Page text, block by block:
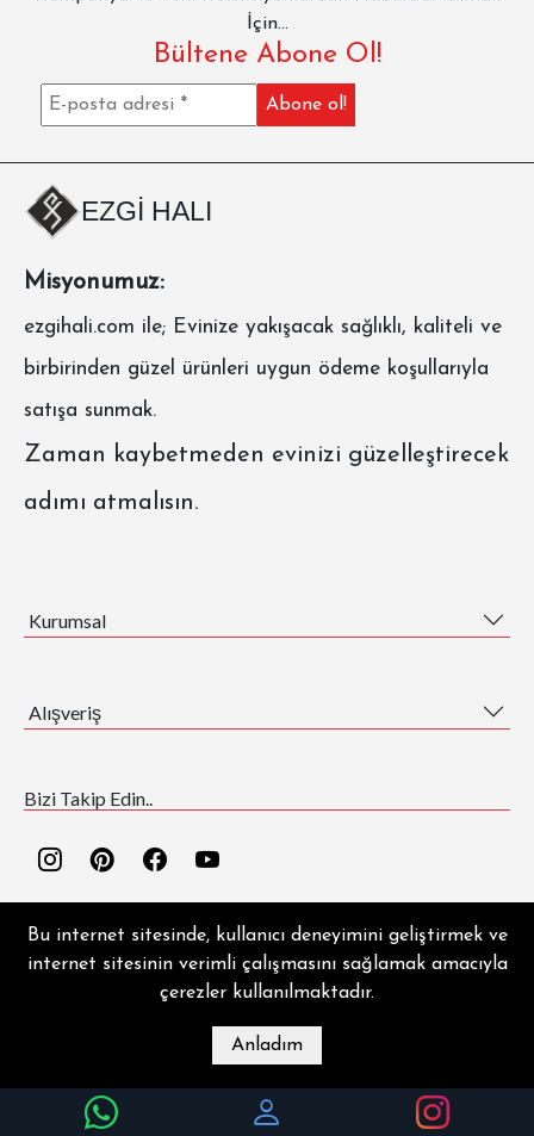
İçin...
Bültene Abone Ol!
EZGİ HALI
Misyonumuz:
ezgihali.com ile; Evinize yakışacak sağlıklı, kaliteli ve
birbirinden güzel ürünleri uygun ödeme koşullarıyla
satışa sunmak.
Zaman kaybetmeden evinizi güzelleştirecek
adımı atmalısın.
Kurumsal
Alışveriş
Bizi Takip Edin..
EZGİ HALI ® | Copyright © 2026 | Tüm hakları saklıdır.
MAĞAZA İLETIŞIM HESABIM
Bu internet sitesinde, kullanıcı deneyimini geliştirmek ve
internet sitesinin verimli çalışmasını sağlamak amacıyla
çerezler kullanılmaktadır.
Anladım